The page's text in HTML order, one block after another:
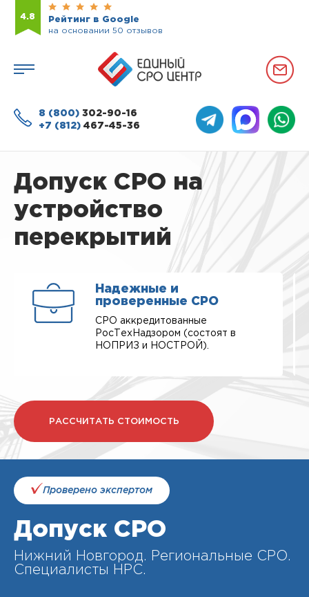
4.8
Рейтинг в Google
на основании 50 отзывов
8 (800) 302-90-16
+7 (812) 467-45-36
Допуск СРО на
устройство
перекрытий
Надежные и
проверенные СРО
СРО аккредитованные
РосТехНадзором (состоят в
НОПРИЗ и НОСТРОЙ).
РАССЧИТАТЬ СТОИМОСТЬ
Проверено экспертом
Допуск СРО
Нижний Новгород. Региональные СРО.
Специалисты НРС.